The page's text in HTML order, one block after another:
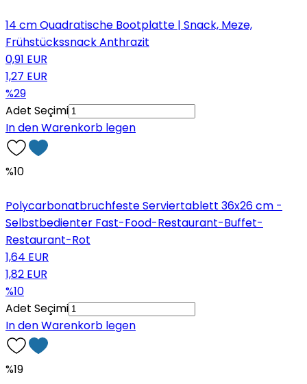
14 cm Quadratische Bootplatte | Snack, Meze,
Frühstückssnack Anthrazit
0,91 EUR
1,27 EUR
%29
Adet Seçimi
In den Warenkorb legen
%10
Polycarbonatbruchfeste Serviertablett 36x26 cm -
Selbstbedienter Fast-Food-Restaurant-Buffet-
Restaurant-Rot
1,64 EUR
1,82 EUR
%10
Adet Seçimi
In den Warenkorb legen
%19